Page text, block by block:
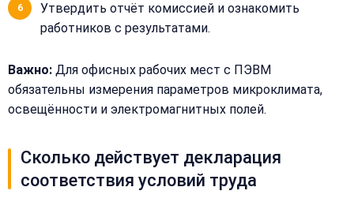
Утвердить отчёт комиссией и ознакомить
работников с результатами.
Важно: Для офисных рабочих мест с ПЭВМ
обязательны измерения параметров микроклимата,
освещённости и электромагнитных полей.
Сколько действует декларация
соответствия условий труда
Или
позвоните
+7
22-